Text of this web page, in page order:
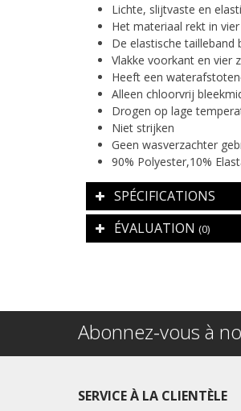
Lichte, slijtvaste en
Het materiaal rekt in
De elastische
Vlakke voorkant en vier
Heeft een
Alleen chloorvrij
Drogen op lage
Niet strijken
Geen wasverzachter
90% Polyester,10%
SPÉCIFICATIONS
ÉVALUATION (0)
Abonnez-vous à
SERVICE À LA CLIENTÈLE